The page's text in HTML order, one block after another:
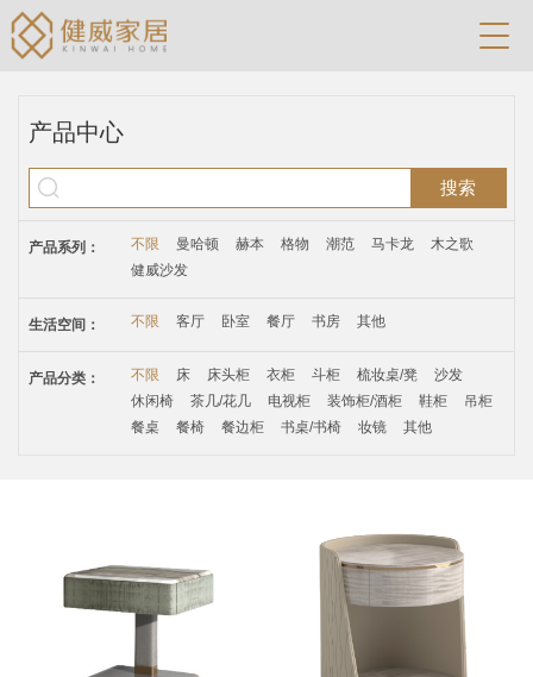
产品中心
搜索
产品系列： 不限 曼哈顿 赫本 格物 潮范 马卡龙
木之歌
健威沙发
生活空间： 不限 客厅 卧室 餐厅 书房 其他
产品分类： 不限 床 床头柜 衣柜 斗柜 梳妆桌/凳
沙发
休闲椅
茶几/花几 电视柜 装饰柜/酒柜 鞋柜
吊柜
餐桌
餐椅 餐边柜 书桌/书椅 妆镜 其他